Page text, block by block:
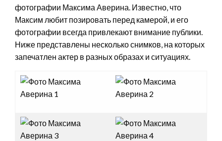
фотографии Максима Аверина. Известно, что
Максим любит позировать перед камерой, и его
фотографии всегда привлекают внимание публики.
Ниже представлены несколько снимков, на которых
запечатлен актер в разных образах и ситуациях.